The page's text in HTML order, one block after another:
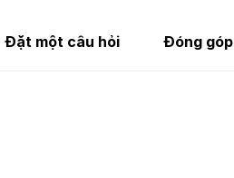
Đặt một câu hỏi Đóng góp